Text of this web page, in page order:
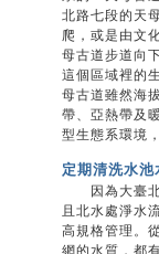
北路七段的天
爬，或是由文
母古道步道向
這個區域裡的
母古道雖然海
帶、亞熱帶及
型生態系環境
定期清洗水
因為大臺北
且北水處淨水
高規格管理。
網的水質，都